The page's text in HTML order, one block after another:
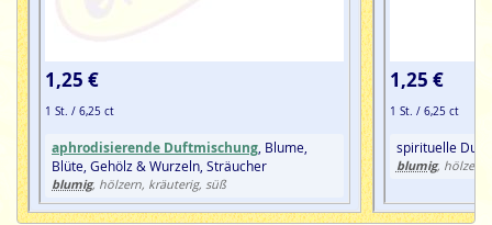
1,25 €
1 St. / 6,25 ct
aphrodisierende Duftmischung , Blume,
Blüte, Gehölz & Wurzeln, Sträucher
blumig, hölzern, kräuterig, süß
1,25 €
1 St. / 6,25 ct
spirituelle
blumig, hölzern